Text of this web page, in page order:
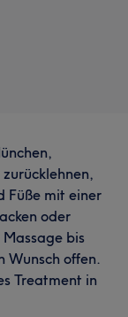
Füße mit einer
oder
bis
Wunsch offen.
Treatment in